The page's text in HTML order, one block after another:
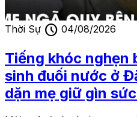
Thời Sự schedule 04/08/2026
Tiếng khóc nghẹn
sinh đuối nước ở
dặn mẹ giữ gìn